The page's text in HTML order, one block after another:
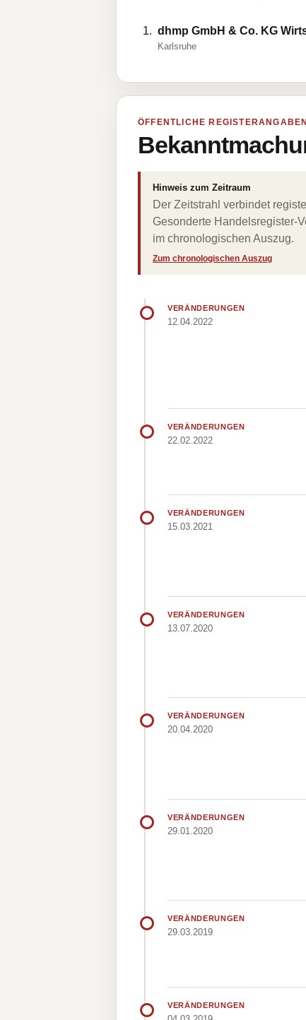
dhmp GmbH & Co. KG
Karlsruhe
ÖFFENTLICHE REGISTERANGABEN
Hinweis zum Zeitraum
Der Zeitstrahl verbindet
Gesonderte Handelsregister-
im chronologischen Auszug.
Zum chronologischen Auszug
VERÄNDERUNGEN
12.04.2022
VERÄNDERUNGEN
22.02.2022
VERÄNDERUNGEN
15.03.2021
VERÄNDERUNGEN
13.07.2020
VERÄNDERUNGEN
20.04.2020
VERÄNDERUNGEN
29.01.2020
VERÄNDERUNGEN
29.03.2019
VERÄNDERUNGEN